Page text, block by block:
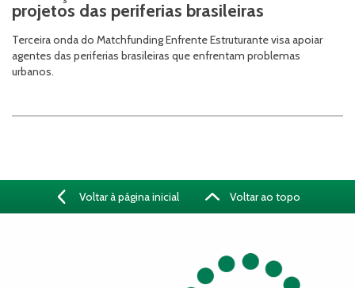
projetos das periferias brasileiras
Terceira onda do Matchfunding Enfrente Estruturante visa apoiar
agentes das periferias brasileiras que enfrentam problemas
urbanos.
Voltar à página inicial Voltar ao topo